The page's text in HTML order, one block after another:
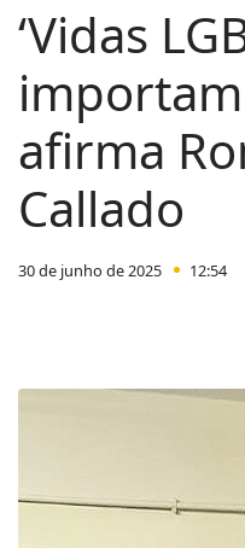
‘Vidas
importam
afirma
Callado
30 de junho de 2025 12:54